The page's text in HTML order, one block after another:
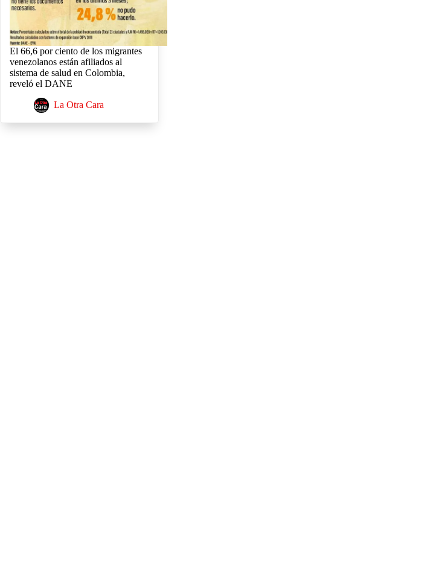
El 66,6 por ciento de los migrantes
venezolanos están afiliados al
sistema de salud en Colombia,
reveló el DANE
La Otra Cara